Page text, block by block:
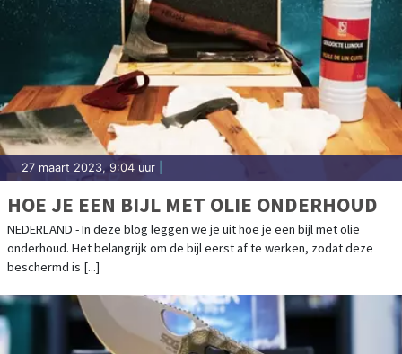
27 maart 2023, 9:04 uur
HOE JE EEN BIJL MET OLIE ONDERHOUD
NEDERLAND - In deze blog leggen we je uit hoe je een bijl met olie
onderhoud. Het belangrijk om de bijl eerst af te werken, zodat deze
beschermd is [...]